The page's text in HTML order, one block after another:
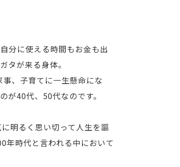
分に使える時間もお金も出
タが来る身体。
、子育てに一生懸命にな
が40代、50代なのです。
明るく思い切って人生を謳
年時代と言われる中において